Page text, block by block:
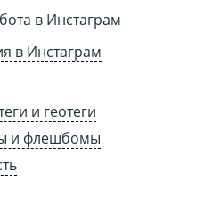
в Инстаграм
в Инстаграм
и геотеги
и флешбомы